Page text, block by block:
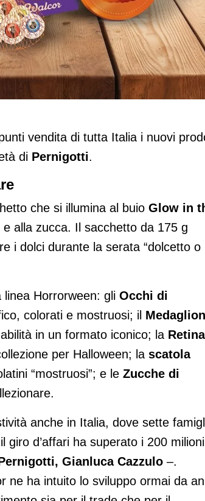
per la festa di
vendita di tutta Italia i nuovi
di Pernigotti.
che si illumina al buio Glow in
alla zucca. Il sacchetto da 175 g
i dolci durante la serata “dolcetto o
Horrorween: gli Occhi di
colorati e mostruosi; il
in un formato iconico; la
per Halloween; la scatola
“mostruosi”; e le Zucche di
anche in Italia, dove sette
giro d’affari ha superato i 200
Gianluca Cazzulo –.
ne ha intuito lo sviluppo ormai da